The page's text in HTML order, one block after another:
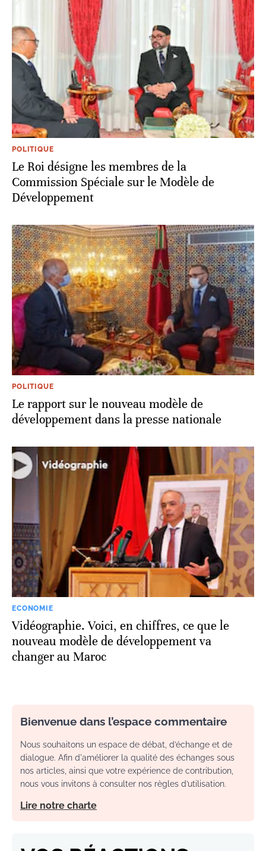
POLITIQUE
Le Roi désigne les membres de la
Commission Spéciale sur le Modèle de
Développement
POLITIQUE
Le rapport sur le nouveau modèle de
développement dans la presse nationale
ECONOMIE
Vidéographie. Voici, en chiffres, ce que le
nouveau modèle de développement va
changer au Maroc
Bienvenue dans l’espace commentaire
Nous souhaitons un espace de débat, d’échange et de
dialogue. Afin d'améliorer la qualité des échanges sous
nos articles, ainsi que votre expérience de contribution,
nous vous invitons à consulter nos règles d’utilisation.
Lire notre charte